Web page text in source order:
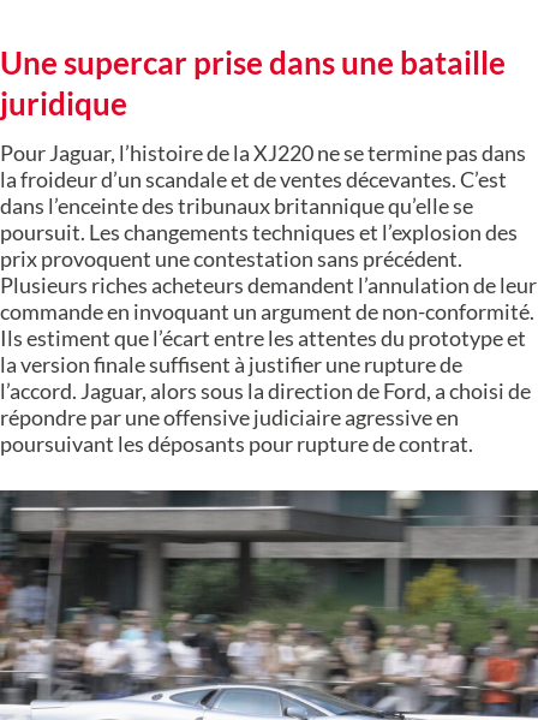
Une supercar prise dans une bataille
juridique
Pour Jaguar, l’histoire de la XJ220 ne se termine pas dans
la froideur d’un scandale et de ventes décevantes. C’est
dans l’enceinte des tribunaux britannique qu’elle se
poursuit. Les changements techniques et l’explosion des
prix provoquent une contestation sans précédent.
Plusieurs riches acheteurs demandent l’annulation de leur
commande en invoquant un argument de non-conformité.
Ils estiment que l’écart entre les attentes du prototype et
la version finale suffisent à justifier une rupture de
l’accord. Jaguar, alors sous la direction de Ford, a choisi de
répondre par une offensive judiciaire agressive en
poursuivant les déposants pour rupture de contrat.